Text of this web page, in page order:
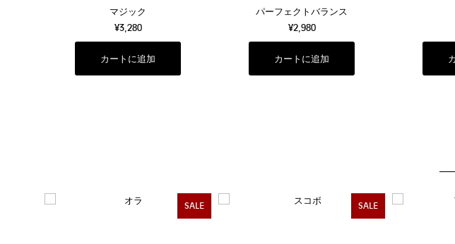
マジック
¥3,280
パーフェクトバランス
¥2,980
SALE SALE